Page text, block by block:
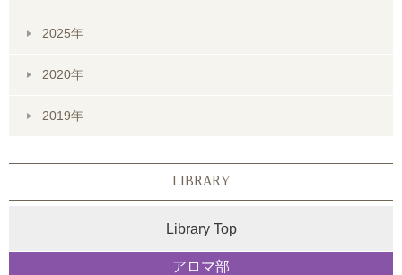
2025年
2020年
2019年
LIBRARY
Library Top
アロマ部